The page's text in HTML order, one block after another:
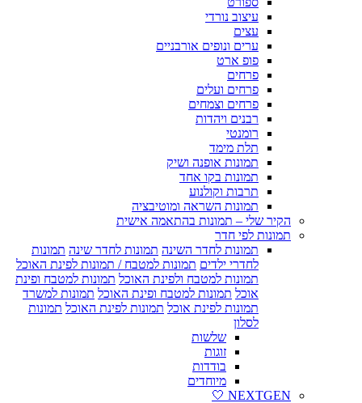
עיצוב נורדי
עצים
ערים ונופים אורבניים
פופ ארט
פרחים
פרחים ועלים
פרחים וצמחים
רבנים ויהדות
רומנטי
תלת מימד
תמונות אופנה ושיק
תמונות בקו אחד
תרבות וקולנוע
תמונות השראה ומוטיבציה
הקיר שלי – תמונות בהתאמה אישית
תמונות לפי חדר
תמונות לחדר השינה תמונות לחדר שינה תמונות
לחדרי ילדים תמונות למטבח / תמונות לפינת האוכל
תמונות למטבח ולפינת האוכל תמונות למטבח ופינת
אוכל תמונות למטבח ופינת האוכל תמונות למשרד
תמונות לפינת אוכל תמונות לפינת האוכל תמונות
לסלון
שלשות
זוגות
בודדות
מיוחדים
NEXTGEN 🤍